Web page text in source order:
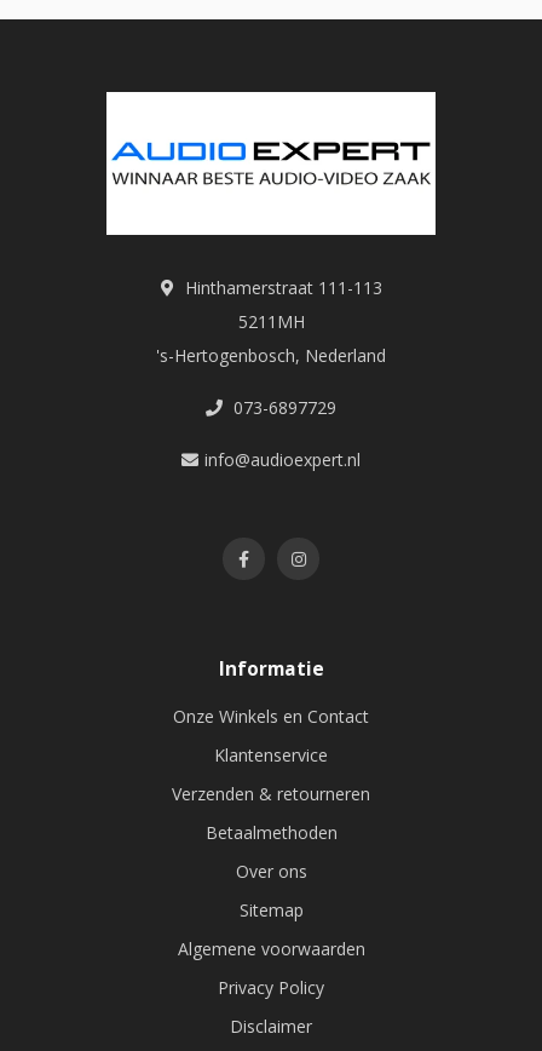
Hinthamerstraat 111-113
5211MH
's-Hertogenbosch, Nederland
073-6897729
info@audioexpert.nl
Informatie
Onze Winkels en Contact
Klantenservice
Verzenden & retourneren
Betaalmethoden
Over ons
Sitemap
Algemene voorwaarden
Privacy Policy
Disclaimer